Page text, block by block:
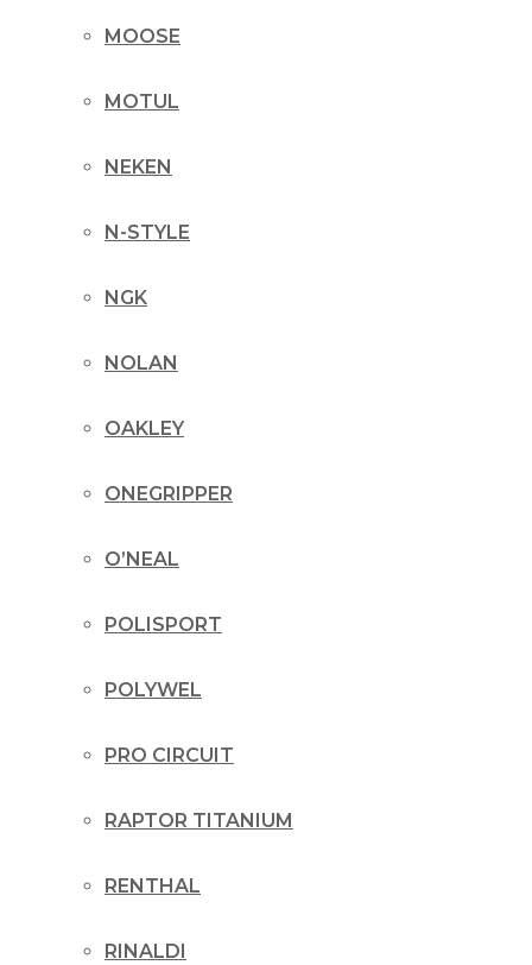
MOOSE
MOTUL
NEKEN
N-STYLE
NGK
NOLAN
OAKLEY
ONEGRIPPER
O’NEAL
POLISPORT
POLYWEL
PRO CIRCUIT
RAPTOR TITANIUM
RENTHAL
RINALDI